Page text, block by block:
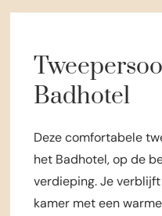
Badhotel
Deze comfortabele
het Badhotel, op de
verdieping. Je
kamer met een